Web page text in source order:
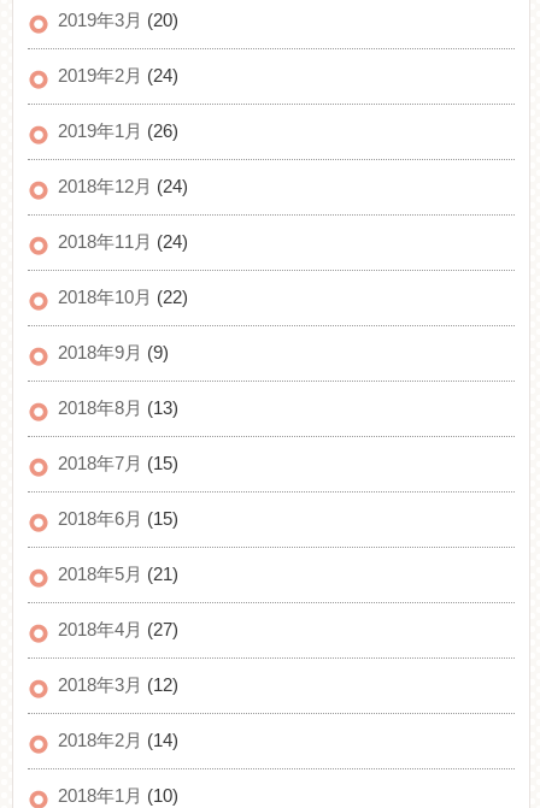
2019年3月 (20)
2019年2月 (24)
2019年1月 (26)
2018年12月 (24)
2018年11月 (24)
2018年10月 (22)
2018年9月 (9)
2018年8月 (13)
2018年7月 (15)
2018年6月 (15)
2018年5月 (21)
2018年4月 (27)
2018年3月 (12)
2018年2月 (14)
2018年1月 (10)